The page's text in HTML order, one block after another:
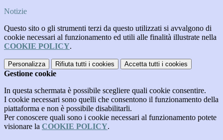
Notizie
Questo sito o gli strumenti terzi da questo utilizzati si avvalgono di
cookie necessari al funzionamento ed utili alle finalità illustrate nella
COOKIE POLICY.
Personalizza Rifiuta tutti i cookies Accetta tutti i cookies
Gestione cookie
In questa schermata è possibile scegliere quali cookie consentire.
I cookie necessari sono quelli che consentono il funzionamento della
piattaforma e non è possibile disabilitarli.
Per conoscere quali sono i cookie necessari al funzionamento potete
visionare la COOKIE POLICY.